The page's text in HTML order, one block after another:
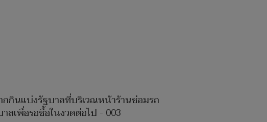
กกินแบ่งรัฐบาลที่บริเวณหน้าร้านซ่อมรถ
เพื่อรอซื้อในงวดต่อไป - 003